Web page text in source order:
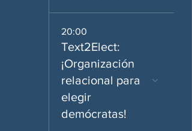
20:00
Text2Elect:
¡Organización
relacional para
elegir
demócratas!